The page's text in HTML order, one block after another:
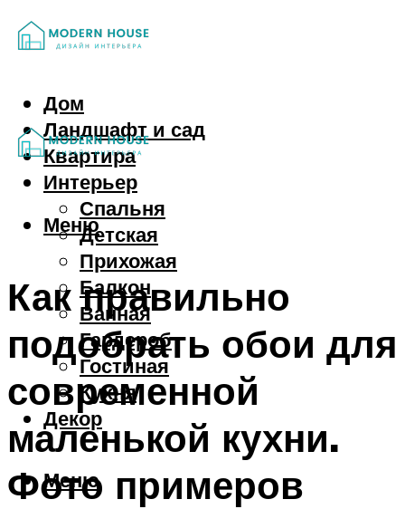
Дом
Ландшафт и сад
Квартира
Интерьер
Спальня
Детская
Прихожая
Балкон
Ванная
Гардероб
Гостиная
Кухня
Декор
Меню
Меню
Как правильно
подобрать обои для
современной
маленькой кухни.
Фото примеров